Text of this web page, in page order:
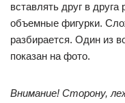
вставлять друг в
объемные фигурки.
разбирается. Один из
показан на фото.
Внимание! Сторону,